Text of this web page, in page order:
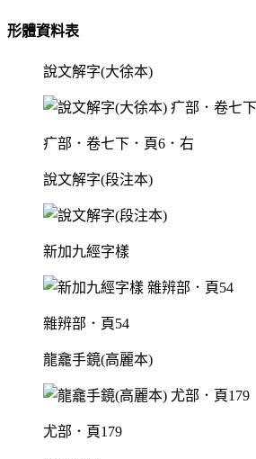
形體資料表
說文解字(大徐本)
疒部．卷七下．頁6．右
說文解字(段注本)
新加九經字樣
雜辨部．頁54
龍龕手鏡(高麗本)
尤部．頁179